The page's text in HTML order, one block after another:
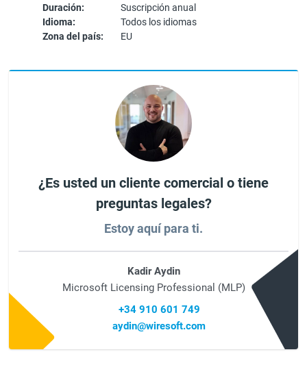
Duración:
Suscripción anual
Idioma:
Todos los idiomas
Zona del país:
EU
¿Es usted un cliente comercial o tiene
preguntas legales?
Estoy aquí para ti.
Kadir Aydin
Microsoft Licensing Professional (MLP)
+34 910 601 749
aydin@wiresoft.com